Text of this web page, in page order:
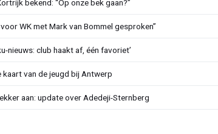
bekend: “Op onze bek gaan?”
WK met Mark van Bommel gesproken”
nieuws: club haakt af, één favoriet’
van de jeugd bij Antwerp
aan: update over Adedeji-Sternberg